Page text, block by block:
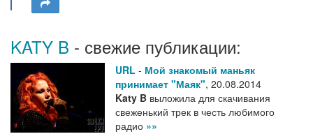
KATY B - свежие публикации:
URL - Мой знакомый маньяк
принимает "Маяк", 20.08.2014
Katy B выложила для скачивания
свеженький трек в честь любимого
радио »»